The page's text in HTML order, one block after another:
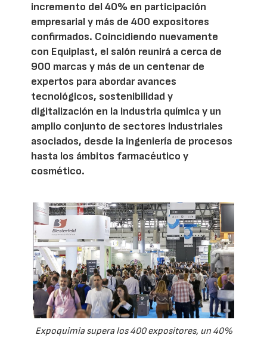
incremento del 40% en participación
empresarial y más de 400 expositores
confirmados. Coincidiendo nuevamente
con Equiplast, el salón reunirá a cerca de
900 marcas y más de un centenar de
expertos para abordar avances
tecnológicos, sostenibilidad y
digitalización en la industria química y un
amplio conjunto de sectores industriales
asociados, desde la ingeniería de procesos
hasta los ámbitos farmacéutico y
cosmético.
Expoquimia supera los 400 expositores, un 40%